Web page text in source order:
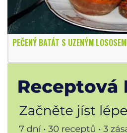
PEČENÝ BATÁT S UZENÝM LOSOSEM